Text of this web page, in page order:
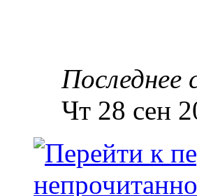
Последнее
Чт 28 сен